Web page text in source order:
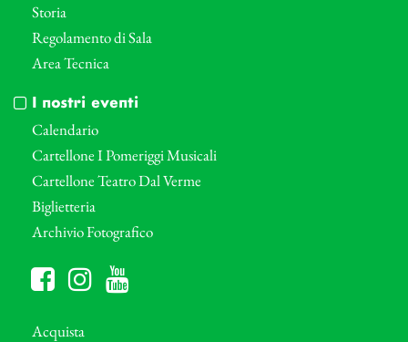
Storia
Regolamento di Sala
Area Tecnica
I nostri eventi
Calendario
Cartellone I Pomeriggi Musicali
Cartellone Teatro Dal Verme
Biglietteria
Archivio Fotografico
Acquista